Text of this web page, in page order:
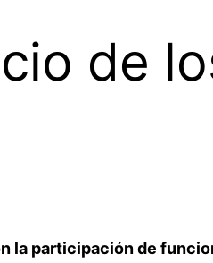
de
la participación de